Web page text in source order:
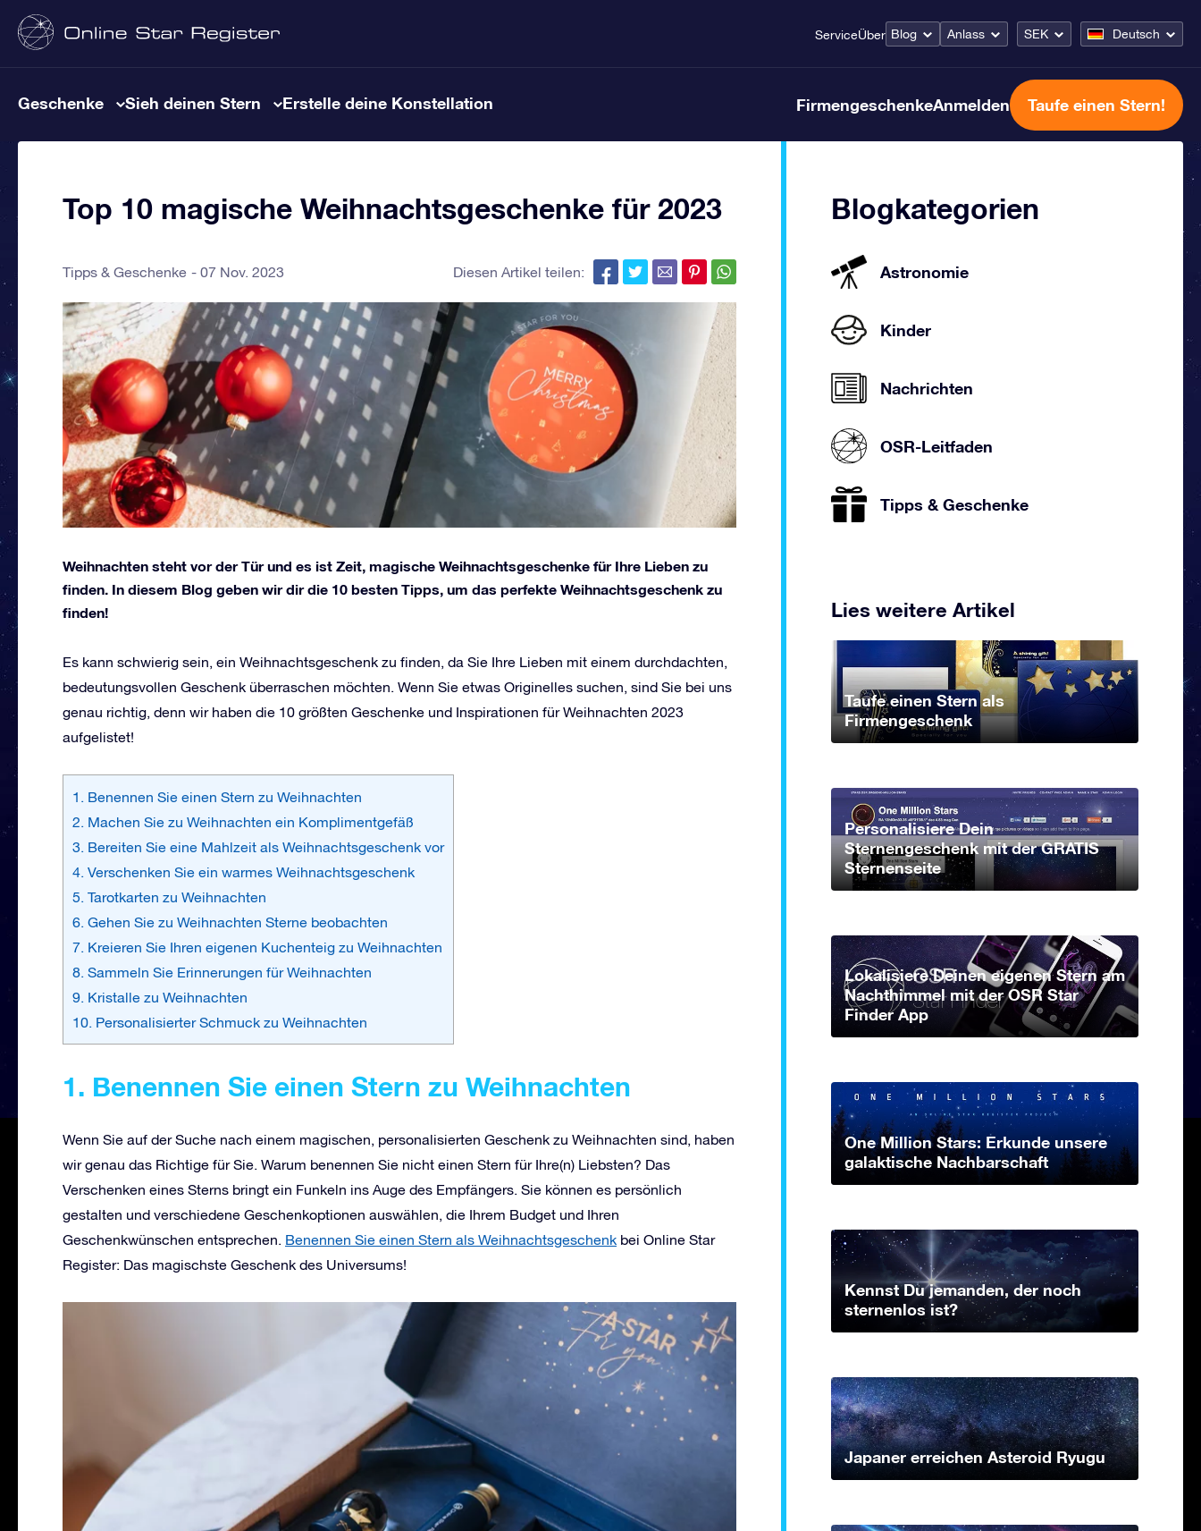
ServiceÜber Blog Anlass SEK Deutsch
Geschenke Sieh deinen Stern Erstelle deine Konstellation FirmengeschenkeAnmelden Taufe einen Stern!
Top 10 magische Weihnachtsgeschenke für 2023
Tipps & Geschenke 07 Nov. 2023 Diesen Artikel teilen:
Weihnachten steht vor der Tür und es ist Zeit, magische Weihnachtsgeschenke für Ihre Lieben zu
finden. In diesem Blog geben wir dir die 10 besten Tipps, um das perfekte Weihnachtsgeschenk zu
finden!
Es kann schwierig sein, ein Weihnachtsgeschenk zu finden, da Sie Ihre Lieben mit einem durchdachten,
bedeutungsvollen Geschenk überraschen möchten. Wenn Sie etwas Originelles suchen, sind Sie bei uns
genau richtig, denn wir haben die 10 größten Geschenke und Inspirationen für Weihnachten 2023
aufgelistet!
1. Benennen Sie einen Stern zu Weihnachten
2. Machen Sie zu Weihnachten ein Komplimentgefäß
3. Bereiten Sie eine Mahlzeit als Weihnachtsgeschenk vor
4. Verschenken Sie ein warmes Weihnachtsgeschenk
5. Tarotkarten zu Weihnachten
6. Gehen Sie zu Weihnachten Sterne beobachten
7. Kreieren Sie Ihren eigenen Kuchenteig zu Weihnachten
8. Sammeln Sie Erinnerungen für Weihnachten
9. Kristalle zu Weihnachten
10. Personalisierter Schmuck zu Weihnachten
1. Benennen Sie einen Stern zu Weihnachten
Wenn Sie auf der Suche nach einem magischen, personalisierten Geschenk zu Weihnachten sind, haben
wir genau das Richtige für Sie. Warum benennen Sie nicht einen Stern für Ihre(n) Liebsten? Das
Verschenken eines Sterns bringt ein Funkeln ins Auge des Empfängers. Sie können es persönlich
gestalten und verschiedene Geschenkoptionen auswählen, die Ihrem Budget und Ihren
Geschenkwünschen entsprechen. Benennen Sie einen Stern als Weihnachtsgeschenk bei Online Star
Register: Das magischste Geschenk des Universums!
Blogkategorien
Astronomie
Kinder
Nachrichten
OSR-Leitfaden
Tipps & Geschenke
Lies weitere Artikel
Taufe einen Stern als
Firmengeschenk
Personalisiere Dein
Sternengeschenk mit der GRATIS
Sternenseite
Lokalisiere Deinen eigenen Stern am
Nachthimmel mit der OSR Star
Finder App
One Million Stars: Erkunde unsere
galaktische Nachbarschaft
Kennst Du jemanden, der noch
sternenlos ist?
Japaner erreichen Asteroid Ryugu